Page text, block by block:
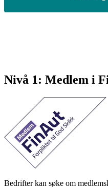
Nivå 1: Medlem i
Bedrifter kan søke om